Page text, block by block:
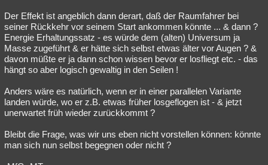
Der Effekt ist angeblich dann derart, daß der Raumfahrer bei
seiner Rückkehr vor seinem Start ankommen könnte ... & dann ?
Energie Erhaltungssatz - es würde dem (alten) Universum ja
Masse zugeführt & er hätte sich selbst etwas älter vor Augen ? &
davon müßte er ja dann schon wissen bevor er losfliegt etc. - das
hängt so aber logisch gewaltig in den Seilen !
Anders wäre es natürlich, wenn er in einer parallelen Variante
landen würde, wo er z.B. etwas früher losgeflogen ist - & jetzt
unerwartet früh wieder zurückkommt ?
Bleibt die Frage, was wir uns eben nicht vorstellen können: könnte
man sich nun selbst begegnen oder nicht ?